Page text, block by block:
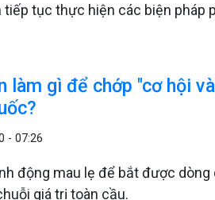
tục thực hiện các biện pháp
làm gì để chớp "cơ hội
- 07:26
động mau lẹ để bắt được
giá trị toàn cầu.